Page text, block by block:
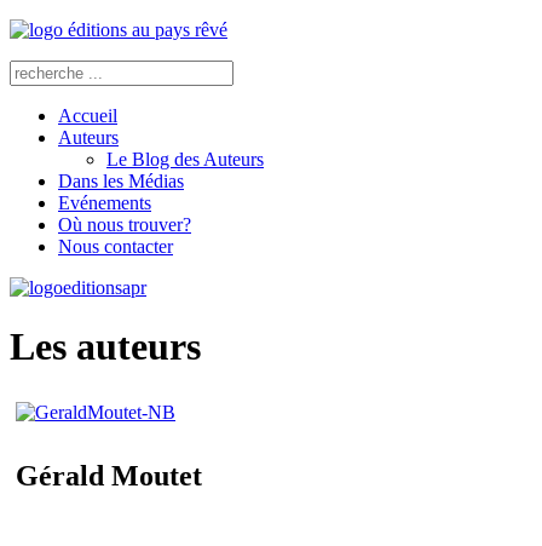
Accueil
Auteurs
Le Blog des Auteurs
Dans les Médias
Evénements
Où nous trouver?
Nous contacter
Les auteurs
Gérald Moutet